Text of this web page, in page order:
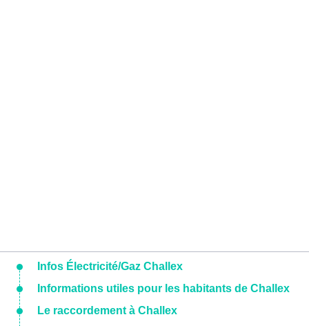
Infos Électricité/Gaz Challex
Informations utiles pour les habitants de Challex
Le raccordement à Challex